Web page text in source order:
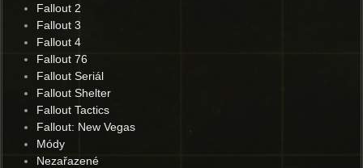
Fallout 2
Fallout 3
Fallout 4
Fallout 76
Fallout Seriál
Fallout Shelter
Fallout Tactics
Fallout: New Vegas
Módy
Nezařazené